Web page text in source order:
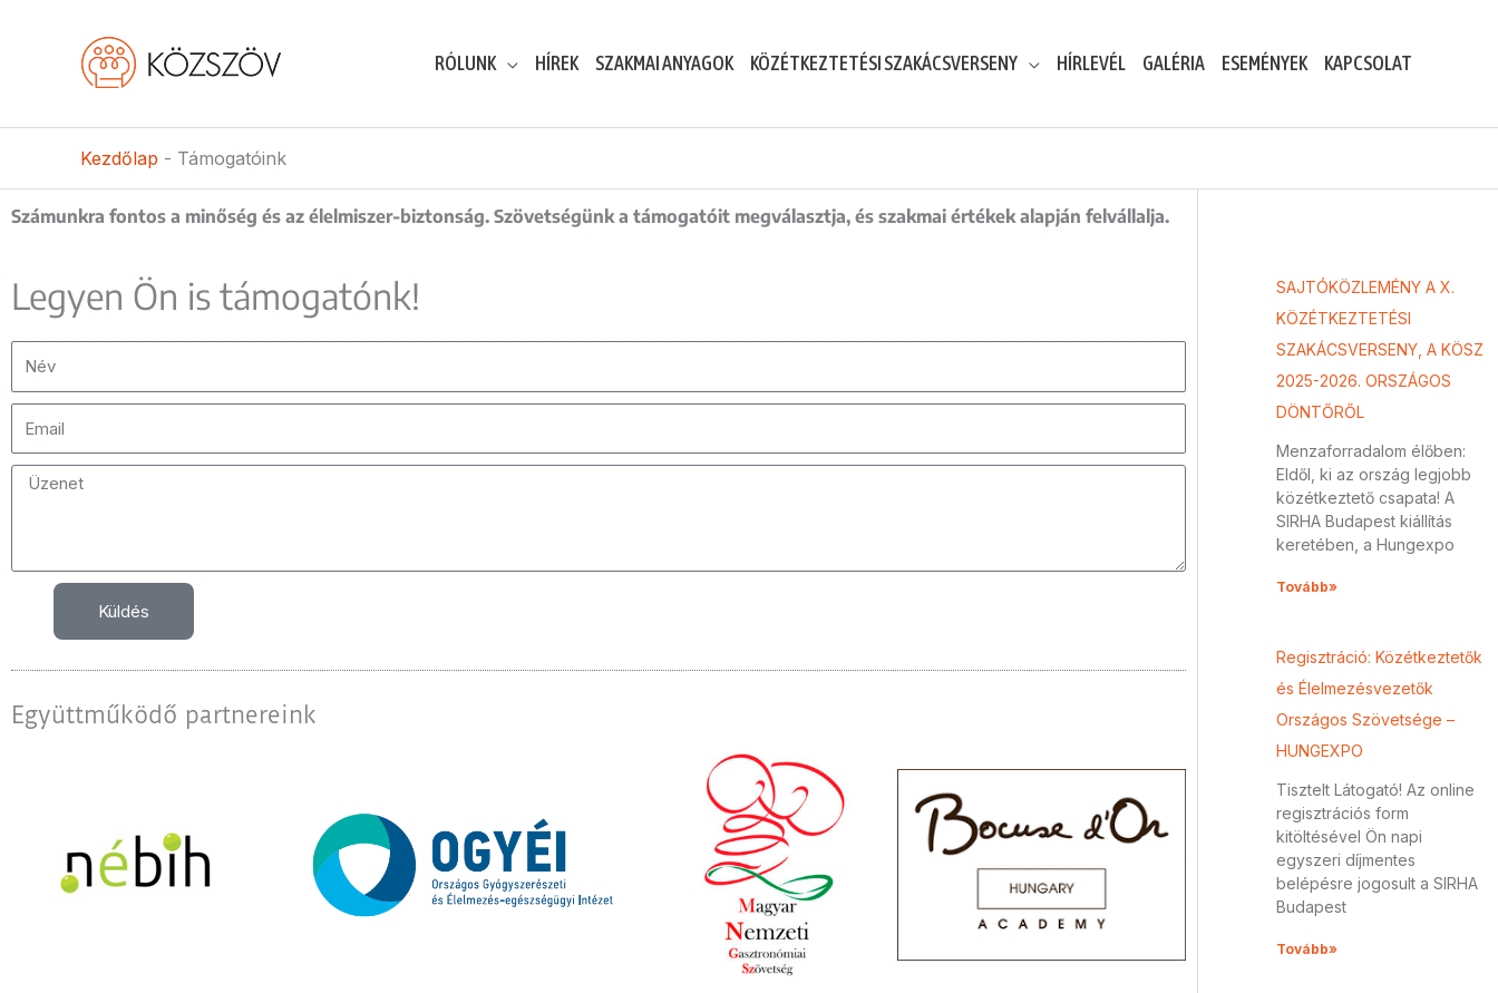
RÓLUNK HÍREK SZAKMAI ANYAGOK KÖZÉTKEZTETÉSI SZAKÁCSVERSENY HÍRLEVÉL GALÉRIA ESEMÉNYEK KAPCSOLAT
Kezdőlap - Támogatóink
Számunkra fontos a minőség és az élelmiszer-biztonság. Szövetségünk a támogatóit megválasztja, és szakmai értékek alapján felvállalja.
Legyen Ön is támogatónk!
Küldés
Együttműködő partnereink
SAJTÓKÖZLEMÉNY A X.
KÖZÉTKEZTETÉSI
SZAKÁCSVERSENY, A KÖSZ
2025-2026. ORSZÁGOS
DÖNTŐRŐL
Menzaforradalom élőben:
Eldől, ki az ország legjobb
közétkeztető csapata! A
SIRHA Budapest kiállítás
keretében, a Hungexpo
Tovább»
Regisztráció: Közétkeztetők
és Élelmezésvezetők
Országos Szövetsége –
HUNGEXPO
Tisztelt Látogató! Az online
regisztrációs form
kitöltésével Ön napi
egyszeri díjmentes
belépésre jogosult a SIRHA
Budapest
Tovább»